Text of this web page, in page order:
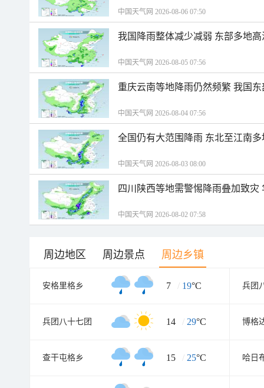
中国天气网 2026-08-06 07:50
我国降雨整体减少减弱 东部多地
中国天气网 2026-08-05 07:56
重庆云南等地降雨仍然频繁 我国
中国天气网 2026-08-04 07:56
全国仍有大范围降雨 东北至江南
中国天气网 2026-08-03 08:00
四川陕西等地需警惕降雨叠加致
中国天气网 2026-08-02 07:58
周边地区 周边景点 周边乡镇
安格里格乡 7 / 19°C 兵团
兵团八十七团 14 / 29°C 博格
查干屯格乡 15 / 25°C 哈日